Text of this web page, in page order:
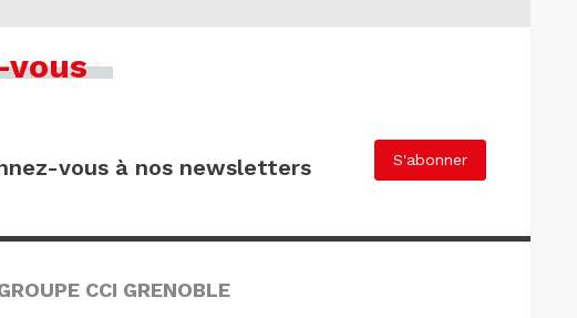
vous
vous à nos newsletters S'abonner
CCI GRENOBLE